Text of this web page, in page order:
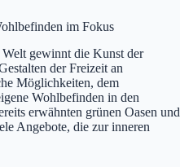
im Fokus
gewinnt die Kunst der
der Freizeit an
Möglichkeiten, dem
Wohlbefinden in den
erwähnten grünen Oasen und
Angebote, die zur inneren